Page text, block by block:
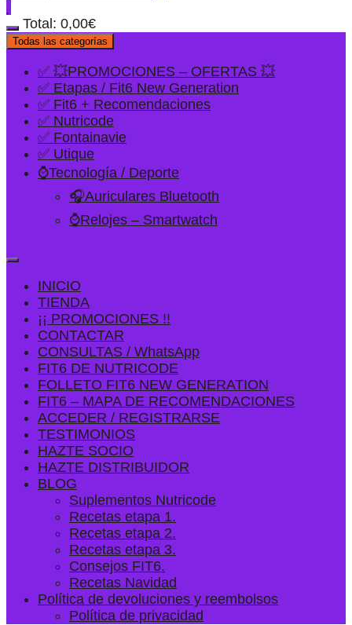
Total: 0,00€
Todas las categorías
✅ 💥PROMOCIONES – OFERTAS 💥
✅ Etapas / Fit6 New Generation
✅ Fit6 + Recomendaciones
✅ Nutricode
✅ Fontainavie
✅ Utique
⌚Tecnología / Deporte
🎧Auriculares Bluetooth
⌚Relojes – Smartwatch
INICIO
TIENDA
¡¡ PROMOCIONES !!
CONTACTAR
CONSULTAS / WhatsApp
FIT6 DE NUTRICODE
FOLLETO FIT6 NEW GENERATION
FIT6 – MAPA DE RECOMENDACIONES
ACCEDER / REGISTRARSE
TESTIMONIOS
HAZTE SOCIO
HAZTE DISTRIBUIDOR
BLOG
Suplementos Nutricode
Recetas etapa 1.
Recetas etapa 2.
Recetas etapa 3.
Consejos FIT6.
Recetas Navidad
Política de devoluciones y reembolsos
Política de privacidad